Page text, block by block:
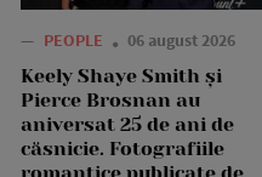
— PEOPLE 06 august 2026
Keely Shaye Smith și
Pierce Brosnan au
aniversat 25 de ani de
căsnicie. Fotografiile
romantice publicate de